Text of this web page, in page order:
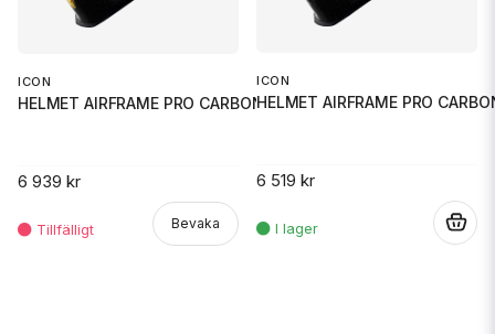
ICON
HELMET AIRFRAME PRO CARBON 4TR
6 939 kr
Bevaka
ICON
HELMET AIRFRAME PRO
6 519 kr